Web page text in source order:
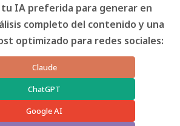
tu IA preferida para generar en
completo del contenido y una
optimizado para redes sociales:
Claude
ChatGPT
Google AI